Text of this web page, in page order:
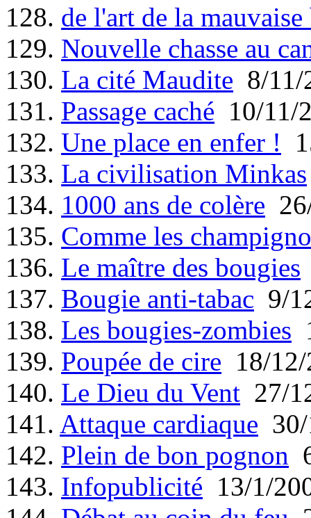
128. de l'art de la
129. Nouvelle chasse au
130. La cité Maudite 8/11/
131. Passage caché 10/11/
132. Une place en enfer !
133. La civilisation Minkas
134. 1000 ans de colère
135. Comme les
136. Le maître des bougies
137. Bougie anti-tabac 9/
138. Les bougies-zombies
139. Poupée de cire 18/
140. Le Dieu du Vent 27/
141. Attaque cardiaque
142. Plein de bon pognon
143. Infopublicité 13/1/